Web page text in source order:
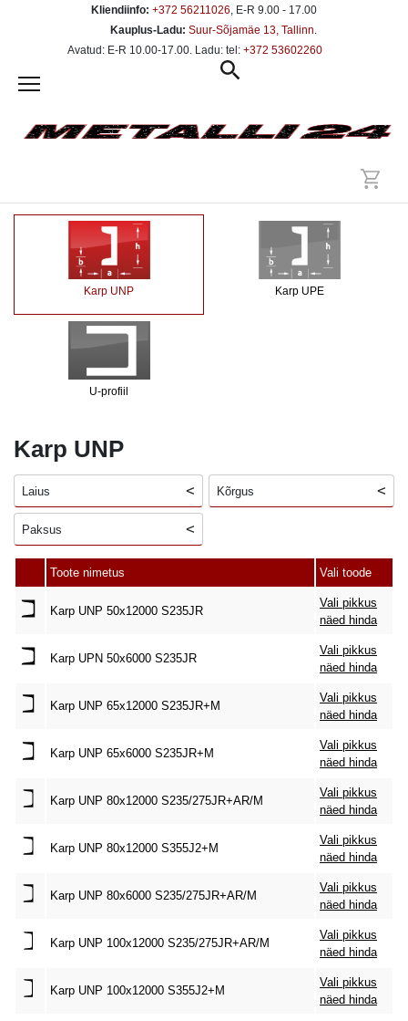
Kliendiinfo: +372 56211026, E-R 9.00 - 17.00
Kauplus-Ladu: Suur-Sõjamäe 13, Tallinn.
Avatud: E-R 10.00-17.00. Ladu: tel: +372 53602260
Karp UNP Karp UPE
U-profiil
Karp UNP
Laius Kõrgus
Paksus
Toote nimetus Vali toode
Karp UNP 50x12000 S235JR
Vali pikkus
näed hinda
Karp UPN 50x6000 S235JR
Vali pikkus
näed hinda
Karp UNP 65x12000 S235JR+M
Vali pikkus
näed hinda
Karp UNP 65x6000 S235JR+M
Vali pikkus
näed hinda
Karp UNP 80x12000 S235/275JR+AR/M
Vali pikkus
näed hinda
Karp UNP 80x12000 S355J2+M
Vali pikkus
näed hinda
Karp UNP 80x6000 S235/275JR+AR/M
Vali pikkus
näed hinda
Karp UNP 100x12000 S235/275JR+AR/M
Vali pikkus
näed hinda
Karp UNP 100x12000 S355J2+M
Vali pikkus
näed hinda